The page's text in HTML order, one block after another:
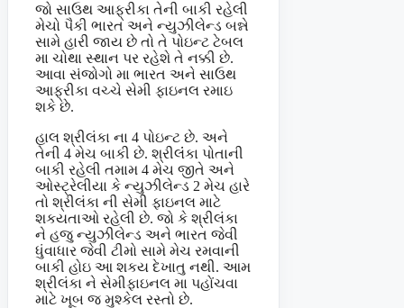
જો સાઉથ આફ્રીકા તેની બાકી રહેલી
મેચો પૈકી ભારત અને ન્યુઝીલેન્ડ બન્ને
સામે હારી જાય છે તો તે પોઇન્ટ ટેબલ
મા ચોથા સ્થાન પર રહેશે તે નક્કી છે.
આવા સંજોગો મા ભારત અને સાઉથ
આફ્રીકા વચ્ચે સેમી ફાઇનલ રમાઇ
શકે છે.
હાલ શ્રીલંકા ના 4 પોઇન્ટ છે. અને
તેની 4 મેચ બાકી છે. શ્રીલંંકા પોતાની
બાકી રહેલી તમામ 4 મેચ જીતે અને
ઓસ્ટ્રેલીયા કે ન્યુઝીલેન્ડ 2 મેચ હારે
તો શ્રીલંકા ની સેમી ફાઇનલ માટે
શકયતાઓ રહેલી છે. જો કે શ્રીલંકા
ને હજુ ન્યુઝીલેન્ડ અને ભારત જેવી
ધુંવાધાર જેવી ટીમો સામે મેચ રમવાની
બાકી હોઇ આ શકય દેખાતુ નથી. આમ
શ્રીલંકા ને સેમીફાઇનલ મા પહોંચવા
માટે ખૂબ જ મુશ્કેલ રસ્તો છે.